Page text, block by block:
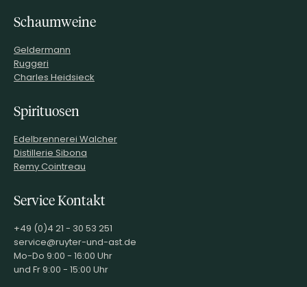
Schaumweine
Geldermann
Ruggeri
Charles Heidsieck
Spirituosen
Edelbrennerei Walcher
Distillerie Sibona
Remy Cointreau
Service Kontakt
+49 (0)4 21 - 30 53 251
service@ruyter-und-ast.de
Mo-Do 9:00 - 16:00 Uhr
und Fr 9:00 - 15:00 Uhr